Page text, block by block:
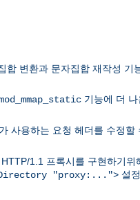
변환과 문자집합 재작성 기
기능에 더
가 사용하는 요청 헤더를 수정할
1.1 프록시를 구현하기
"proxy:..."> 설